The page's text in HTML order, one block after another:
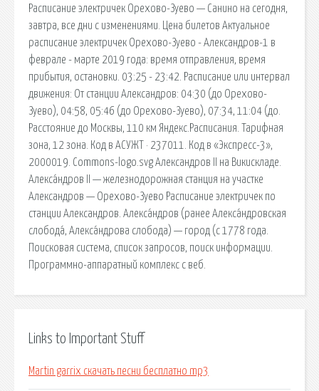
Расписание электричек Орехово-Зуево — Санино на сегодня,
завтра, все дни с изменениями. Цена билетов Актуальное
расписание электричек Орехово-Зуево - Александров-1 в
феврале - марте 2019 года: время отправления, время
прибытия, остановки. 03:25 - 23:42. Расписание или интервал
движения: От станции Александров: 04:30 (до Орехово-
Зуево), 04:58, 05:46 (до Орехово-Зуево), 07:34, 11:04 (до.
Расстояние до Москвы, 110 км Яндекс.Расписания. Тарифная
зона, 12 зона. Код в АСУЖТ · 237011. Код в «Экспресс-3»,
2000019. Commons-logo.svg Александров II на Викискладе.
Алекса́ндров II — железнодорожная станция на участке
Александров — Орехово-Зуево Расписание электричек по
станции Александров. Алекса́ндров (ранее Алекса́ндровская
слобода́, Алекса́ндрова слобода) — город (с 1778 года.
Поисковая сиcтема, список запросов, поиск информации.
Программно-аппаратный комплекс с веб.
Links to Important Stuff
Martin garrix скачать песни бесплатно mp3